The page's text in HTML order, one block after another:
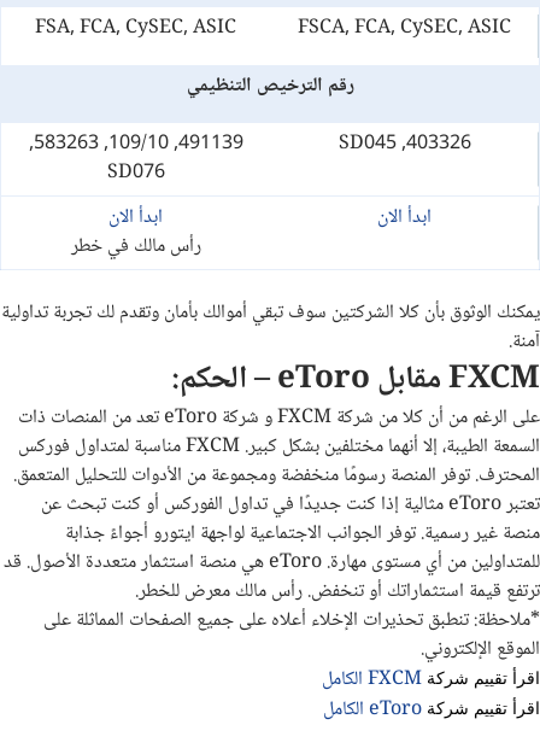
FSCA, FCA, CySEC, ASIC
FSA, FCA, CySEC, ASIC
رقم الترخيص التنظيمي
403326, SD045
491139, 109/10, 583263,
SD076
ابدأ الان
ابدأ الان
رأس مالك في خطر
يمكنك الوثوق بأن كلا الشركتين سوف تبقي أموالك بأمان وتقدم لك تجربة تداولية
آمنة.
FXCM مقابل eToro – الحكم:
على الرغم من أن كلا من شركة FXCM و شركة eToro تعد من المنصات ذات
السمعة الطيبة، إلا أنهما مختلفين بشكل كبير. FXCM مناسبة لمتداول فوركس
المحترف. توفر المنصة رسومًا منخفضة ومجموعة من الأدوات للتحليل المتعمق.
تعتبر eToro مثالية إذا كنت جديدًا في تداول الفوركس أو كنت تبحث عن
منصة غير رسمية. توفر الجوانب الاجتماعية لواجهة ايتورو أجواءً جذابة
للمتداولين من أي مستوى مهارة. eToro هي منصة استثمار متعددة الأصول. قد
ترتفع قيمة استثماراتك أو تنخفض. رأس مالك معرض للخطر.
*ملاحظة: تنطبق تحذيرات الإخلاء أعلاه على جميع الصفحات المماثلة على
الموقع الإلكتروني.
اقرأ تقييم شركة FXCM الكامل
اقرأ تقييم شركة eToro الكامل